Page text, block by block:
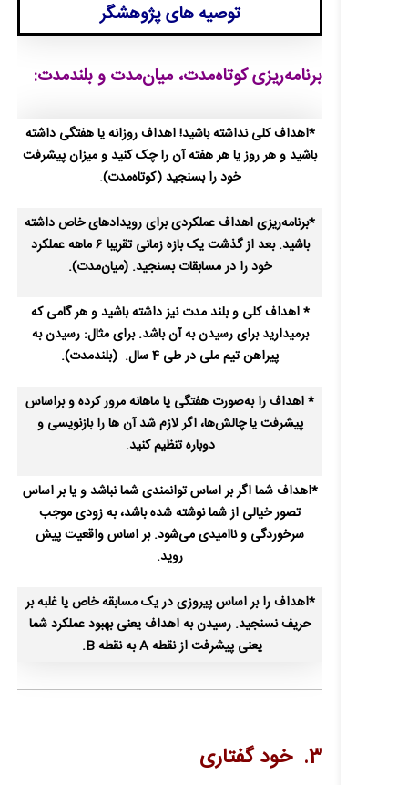
توصیه های پژوهشگر
برنامه‌ریزی کوتاه‌مدت، میان‌مدت و بلندمدت:
*اهداف کلی نداشته باشید! اهداف روزانه یا هفتگی داشته
باشید و هر روز یا هر هفته آن را چک کنید و میزان پیشرفت
خود را بسنجید (کوتاه‌مدت).
*برنامه‌ریزی اهداف عملکردی برای رویدادهای خاص داشته
باشید. بعد از گذشت یک بازه زمانی تقریبا 6 ماهه عملکرد
خود را در مسابقات بسنجید. (میان‌مدت).
* اهداف کلی و بلند مدت نیز داشته باشید و هر گامی که
برمی‎دارید برای رسیدن به آن باشد. برای مثال: رسیدن به
پیراهن تیم ملی در طی 4 سال. (بلندمدت).
* اهداف را به‌صورت هفتگی یا ماهانه مرور کرده و براساس
پیشرفت یا چالش‌ها، اگر لازم شد آن ها را بازنویسی و
دوباره تنظیم کنید.
*اهداف شما اگر بر اساس توانمندی شما نباشد و یا بر اساس
تصور خیالی از شما نوشته شده باشد، به زودی موجب
سرخوردگی و ناامیدی می‌شود. بر اساس واقعیت پیش
روید.
*اهداف را بر اساس پیروزی در یک مسابقه خاص یا غلبه بر
حریف نسنجید. رسیدن به اهداف یعنی بهبود عملکرد شما
یعنی پیشرفت از نقطه A به نقطه B.
3. خود گفتاری